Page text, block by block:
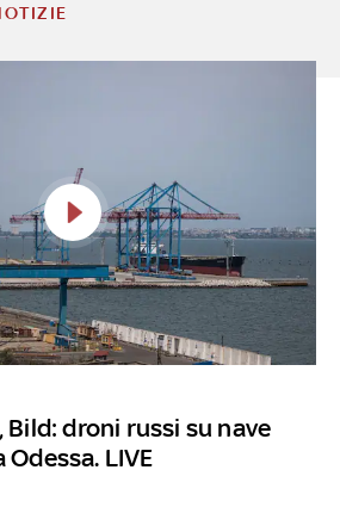
Bild: droni russi su nave
LIVE